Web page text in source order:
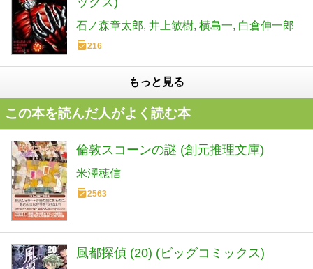
石ノ森章太郎 井上敏樹 横島一 白倉伸一郎
216
もっと見る
この本を読んだ人がよく読む本
倫敦スコーンの謎 (創元推理文庫)
米澤穂信
2563
風都探偵 (20) (ビッグコミックス)